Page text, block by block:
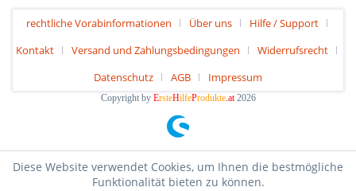
rechtliche Vorabinformationen Über uns
Hilfe / Support
Kontakt
Versand und Zahlungsbedingungen
Widerrufsrecht
Datenschutz
AGB Impressum
Copyright by ErsteHilfeProdukte.at2026
Diese Website verwendet Cookies, um Ihnen die bestmögliche
Funktionalität bieten zu können.